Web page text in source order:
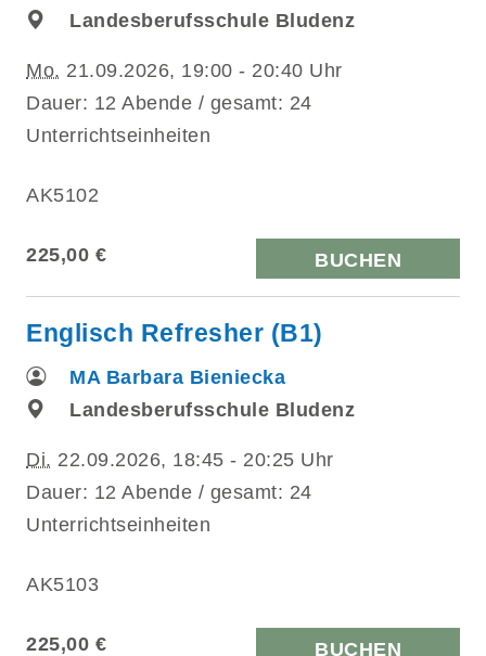
Landesberufsschule Bludenz
Mo. 21.09.2026, 19:00 - 20:40 Uhr
Dauer: 12 Abende / gesamt: 24
Unterrichtseinheiten
AK5102
225,00 € BUCHEN
Englisch Refresher (B1)
MA Barbara Bieniecka
Landesberufsschule Bludenz
Di. 22.09.2026, 18:45 - 20:25 Uhr
Dauer: 12 Abende / gesamt: 24
Unterrichtseinheiten
AK5103
225,00 € BUCHEN